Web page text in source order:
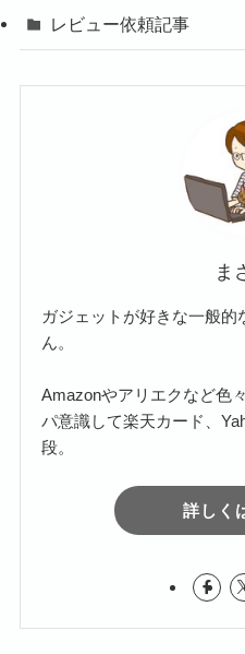
レビュー依頼記事
ま
ガジェットが好きな一般的
ん。
Amazonやアリエクなど色
パ意識して楽天カード、
段。
詳しく